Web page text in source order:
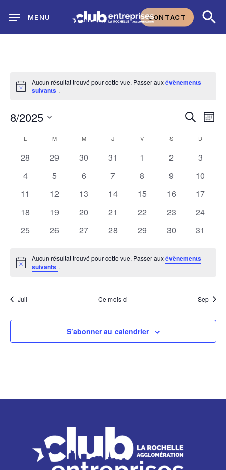
main
CONTACT
MENU
Évènements
Notice
Aucun résultat trouvé pour cette vue. Passer auxévènements
suivants .
de
vues
Recherche
Mois
8/2025
date.
Calendrier
de
Évènements
L M MMERCREDI
J V VENDREDIS D
0
28
0
29
0
30
0
31
0
1
0
2
0
3
0
4
0
5
0
6
0
7
0
8
0
9
0
10
0
11
0
12
0
13
0
14
0
15
0
16
0
17
0
18
0
19
0
20
0
21
0
22
0
23
0
24
0
25
0
26
0
27
0
28
0
29
0
30
0
31
Notice
Aucun résultat trouvé pour cette vue. Passer auxévènements
suivants .
Juil Ce mois-ci Sep
S’abonner au calendrier